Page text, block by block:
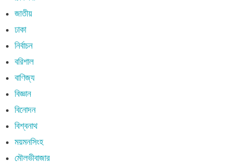
জাতীয়
ঢাকা
নির্বাচন
বরিশাল
বাণিজ্য
বিজ্ঞান
বিনোদন
বিশ্বনাথ
ময়মনসিংহ
মৌলভীবাজার